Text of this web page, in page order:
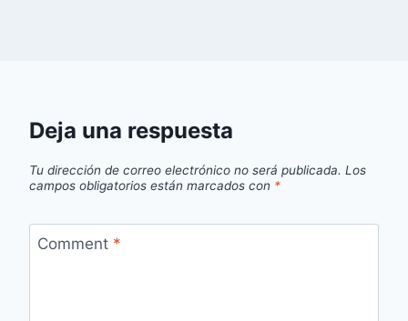
Deja una respuesta
Tu dirección de correo electrónico no será publicada. Los
campos obligatorios están marcados con *
Comment *